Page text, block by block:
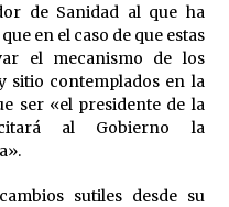
Feria de Sevilla se
desaparezca el riesgo de
Carlos Amigo Vallejo
de Sanidad al que ha
en el caso de que estas
el mecanismo de los
sitio contemplados en la
ser «el presidente de la
al Gobierno la
sutiles desde su